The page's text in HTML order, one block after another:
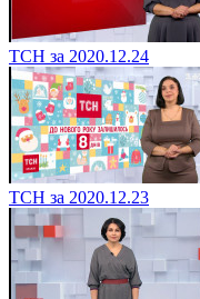
ТСН за 2020.12.24
ТСН за 2020.12.23